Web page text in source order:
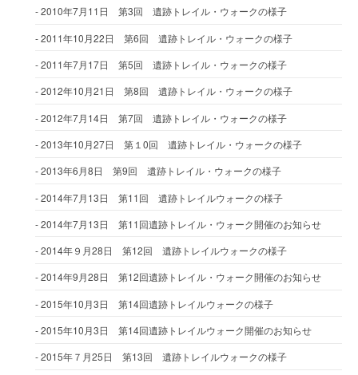
2010年7月11日 第3回 遺跡トレイル・ウォークの様子
2011年10月22日 第6回 遺跡トレイル・ウォークの様子
2011年7月17日 第5回 遺跡トレイル・ウォークの様子
2012年10月21日 第8回 遺跡トレイル・ウォークの様子
2012年7月14日 第7回 遺跡トレイル・ウォークの様子
2013年10月27日 第１0回 遺跡トレイル・ウォークの様子
2013年6月8日 第9回 遺跡トレイル・ウォークの様子
2014年7月13日 第11回 遺跡トレイルウォークの様子
2014年7月13日 第11回遺跡トレイル・ウォーク開催のお知らせ
2014年９月28日 第12回 遺跡トレイルウォークの様子
2014年9月28日 第12回遺跡トレイル・ウォーク開催のお知らせ
2015年10月3日 第14回遺跡トレイルウォークの様子
2015年10月3日 第14回遺跡トレイルウォーク開催のお知らせ
2015年７月25日 第13回 遺跡トレイルウォークの様子